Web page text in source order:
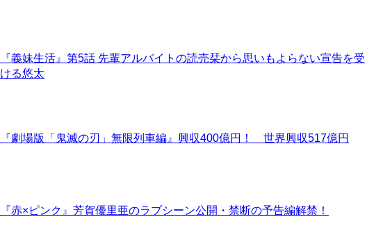
『義妹生活』第5話 先輩アルバイトの読売栞から思いもよらない宣告を受
ける悠太
『劇場版「鬼滅の刃」無限列車編』興収400億円！ 世界興収517億円
『赤×ピンク』芳賀優里亜のラブシーン公開・禁断の予告編解禁！